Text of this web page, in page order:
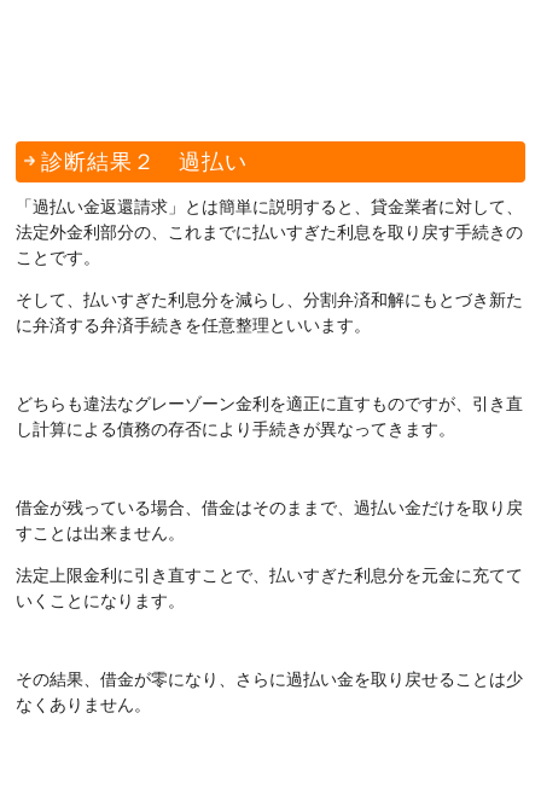
診断結果２ 過払い
「過払い金返還請求」とは簡単に説明すると、貸金業者に対して、
法定外金利部分の、これまでに払いすぎた利息を取り戻す手続きの
ことです。
そして、払いすぎた利息分を減らし、分割弁済和解にもとづき新た
に弁済する弁済手続きを任意整理といいます。
どちらも違法なグレーゾーン金利を適正に直すものですが、引き直
し計算による債務の存否により手続きが異なってきます。
借金が残っている場合、借金はそのままで、過払い金だけを取り戻
すことは出来ません。
法定上限金利に引き直すことで、払いすぎた利息分を元金に充てて
いくことになります。
その結果、借金が零になり、さらに過払い金を取り戻せることは少
なくありません。